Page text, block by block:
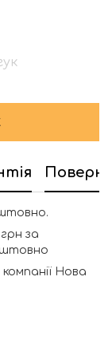
за
Нова